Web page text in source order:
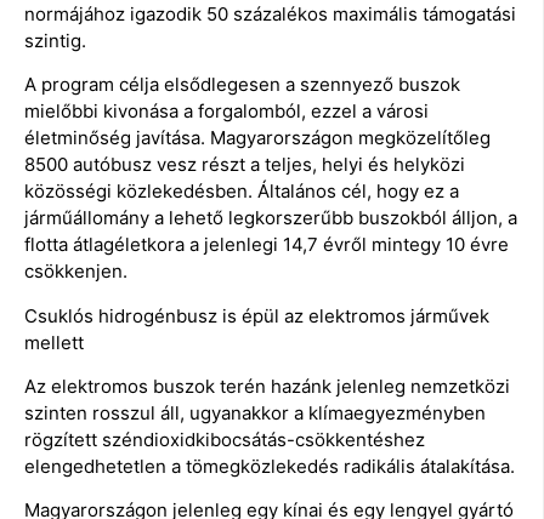
normájához igazodik 50 százalékos maximális támogatási
szintig.
A program célja elsődlegesen a szennyező buszok
mielőbbi kivonása a forgalomból, ezzel a városi
életminőség javítása. Magyarországon megközelítőleg
8500 autóbusz vesz részt a teljes, helyi és helyközi
közösségi közlekedésben. Általános cél, hogy ez a
járműállomány a lehető legkorszerűbb buszokból álljon, a
flotta átlagéletkora a jelenlegi 14,7 évről mintegy 10 évre
csökkenjen.
Csuklós hidrogénbusz is épül az elektromos járművek
mellett
Az elektromos buszok terén hazánk jelenleg nemzetközi
szinten rosszul áll, ugyanakkor a klímaegyezményben
rögzített széndioxidkibocsátás-csökkentéshez
elengedhetetlen a tömegközlekedés radikális átalakítása.
Magyarországon jelenleg egy kínai és egy lengyel gyártó